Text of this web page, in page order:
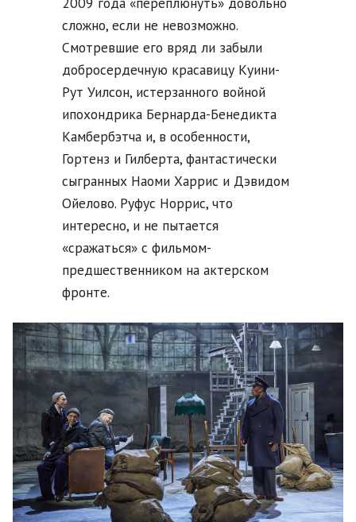
сложно, если не невозможно.
Смотревшие его вряд ли забыли
добросердечную красавицу Куини-
Рут Уилсон, истерзанного войной
ипохондрика Бернарда-Бенедикта
Камбербэтча и, в особенности,
Гортенз и Гилберта, фантастически
сыгранных Наоми Харрис и Дэвидом
Ойелово. Руфус Норрис, что
интересно, и не пытается
«сражаться» с фильмом-
предшественником на актерском
фронте.